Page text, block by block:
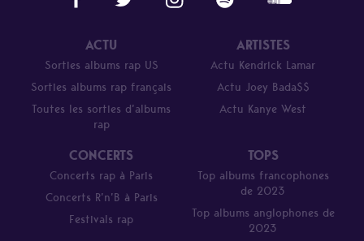
ACTU
Sorties albums rap US
Sorties albums rap français
Toutes les sorties d’albums
rap
ARTISTES
Actu Kendrick Lamar
Actu Joey Bada$$
Actu Kanye West
CONCERTS
Concerts rap à Paris
Concerts R’n’B à Paris
Festivals rap
TOPS
Top albums francophones
de 2023
Top albums anglophones de
2023